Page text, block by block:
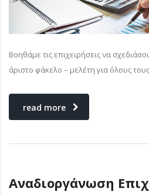
Βοηθάμε τις επιχειρήσεις να
άριστο φάκελο – μελέτη για όλους
read more
Αναδιοργάνωση